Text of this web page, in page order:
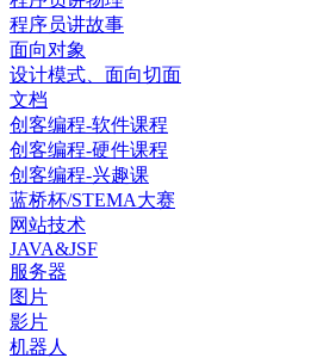
程序员讲故事
面向对象
设计模式、面向切面
文档
创客编程-软件课程
创客编程-硬件课程
创客编程-兴趣课
蓝桥杯/STEMA大赛
网站技术
JAVA&JSF
服务器
图片
影片
机器人